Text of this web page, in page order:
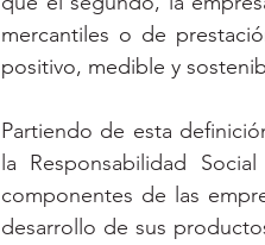
mercantiles o de
positivo, medible y
Partiendo de esta
la Responsabilidad
componentes de las
desarrollo de sus